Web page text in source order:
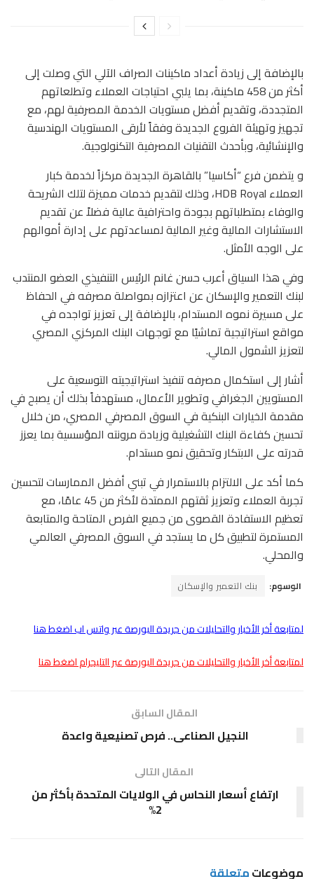
بالإضافة إلى زيادة أعداد ماكينات الصراف الآلي التي وصلت إلى
أكثر من 458 ماكينة، بما يلبي احتياجات العملاء وتطلعاتهم
المتجددة، وتقديم أفضل مستويات الخدمة المصرفية لهم، مع
تجهيز وتهيئة الفروع الجديدة وفقاً لأرقى المستويات الهندسية
والإنشائية، وبأحدث التقنيات المصرفية التكنولوجية.
و يتضمن فرع “أكاسيا” بالقاهرة الجديدة مركزاً لخدمة كبار
العملاء HDB Royal، وذلك لتقديم خدمات مميزة لتلك الشريحة
والوفاء بمتطلباتهم بجودة واحترافية عالية فضلاً عن تقديم
الاستشارات المالية وغير المالية لمساعدتهم على إدارة أموالهم
على الوجه الأمثل.
وفي هذا السياق أعرب حسن غانم الرئيس التنفيذي العضو المنتدب
لبنك التعمير والإسكان عن اعتزازه بمواصلة مصرفه في الحفاظ
على مسيرة نموه المستدام، بالإضافة إلى تعزيز تواجده في
مواقع استراتيجية تماشيًا مع توجهات البنك المركزي المصري
لتعزيز الشمول المالي.
أشار إلى استكمال مصرفه تنفيذ استراتيجيته التوسعية على
المستويين الجغرافي وتطوير الأعمال، مستهدفاً بذلك أن يصبح في
مقدمة الخيارات البنكية في السوق المصرفي المصري، من خلال
تحسين كفاءة البنك التشغيلية وزيادة مرونته المؤسسية بما يعزز
قدرته على الابتكار وتحقيق نمو مستدام.
كما أكد على الالتزام بالاستمرار في تبني أفضل الممارسات لتحسين
تجربة العملاء وتعزيز ثقتهم الممتدة لأكثر من 45 عامًا، مع
تعظيم الاستفادة القصوى من جميع الفرص المتاحة والمتابعة
المستمرة لتطبيق كل ما يستجد في السوق المصرفي العالمي
والمحلي.
الوسوم: بنك التعمير والإسكان
لمتابعة أخر الأخبار والتحليلات من جريدة البورصة عبر واتس اب اضغط هنا
لمتابعة أخر الأخبار والتحليلات من جريدة البورصة عبر التليجرام اضغط هنا
المقال السابق
النجيل الصناعى.. فرص تصنيعية واعدة
المقال التالى
ارتفاع أسعار النحاس في الولايات المتحدة بأكثر من
2%
موضوعاتمتعلقة